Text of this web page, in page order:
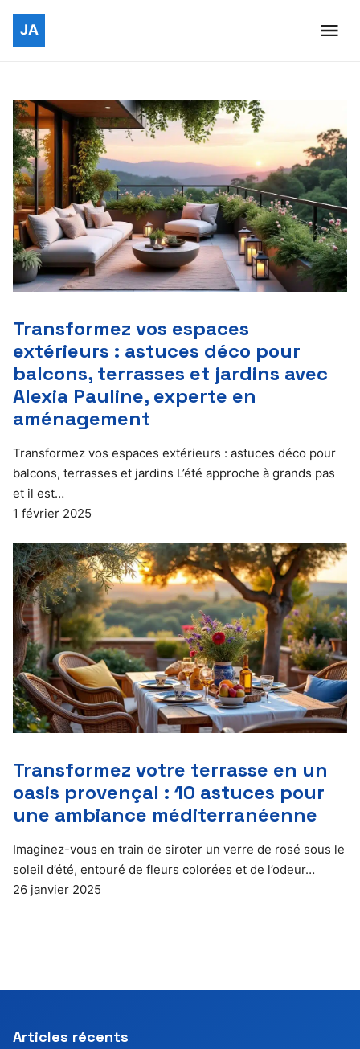
Transformez vos espaces
extérieurs : astuces déco pour
balcons, terrasses et jardins avec
Alexia Pauline, experte en
aménagement
Transformez vos espaces extérieurs : astuces déco pour
balcons, terrasses et jardins L’été approche à grands pas
et il est…
1 février 2025
Transformez votre terrasse en un
oasis provençal : 10 astuces pour
une ambiance méditerranéenne
Imaginez-vous en train de siroter un verre de rosé sous le
soleil d’été, entouré de fleurs colorées et de l’odeur…
26 janvier 2025
Articles récents